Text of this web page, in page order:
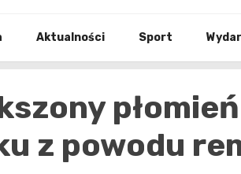
Aktualności Sport
z powodu